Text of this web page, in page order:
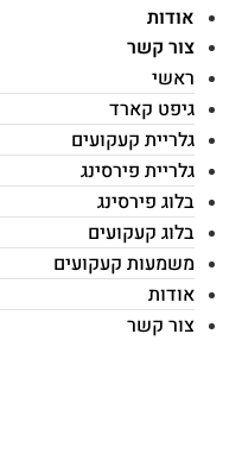
אודות
צור קשר
ראשי
גיפט קארד
גלריית קעקועים
גלריית פירסינג
בלוג פירסינג
בלוג קעקועים
משמעות קעקועים
אודות
צור קשר